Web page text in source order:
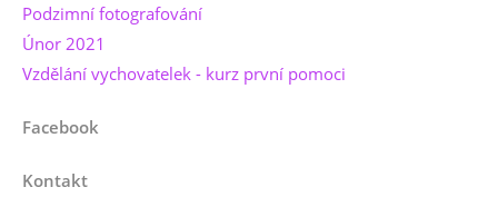
Podzimní fotografování
Únor 2021
Vzdělání vychovatelek - kurz první pomoci
Facebook
Kontakt